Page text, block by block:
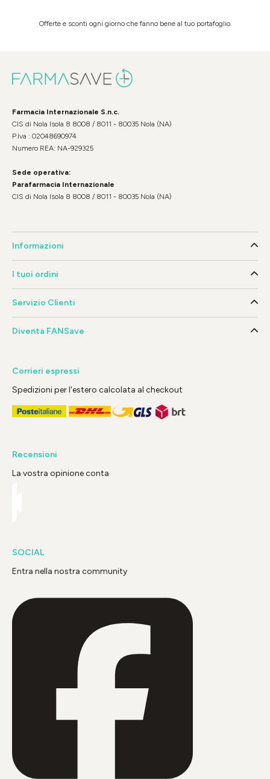
Offerte e sconti ogni giorno che fanno bene al tuo portafoglio.
Farmacia Internazionale S.n.c.
CIS di Nola Isola 8 8008 / 8011 - 80035 Nola (NA)
P.Iva : 02048690974
Numero REA: NA-929325
Sede operativa:
Parafarmacia Internazionale
CIS di Nola Isola 8 8008 / 8011 - 80035 Nola (NA)
Informazioni
I tuoi ordini
Servizio Clienti
Diventa FANSave
Corrieri espressi
Spedizioni per l'estero calcolata al checkout
Recensioni
La vostra opinione conta
SOCIAL
Entra nella nostra community